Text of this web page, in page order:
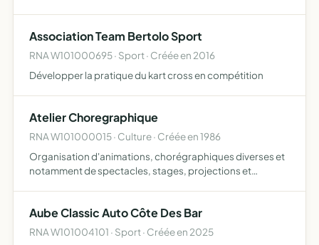
Association Team Bertolo Sport
RNA W101000695 · Sport · Créée en 2016
Développer la pratique du kart cross en compétition
Atelier Choregraphique
RNA W101000015 · Culture · Créée en 1986
Organisation d'animations, chorégraphiques diverses et
notamment de spectacles, stages, projections et
Aube Classic Auto Côte Des Bar
RNA W101004101 · Sport · Créée en 2025